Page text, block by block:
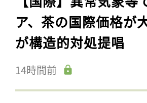
ア、茶の国際価格が
が構造的対処提唱
14時間前